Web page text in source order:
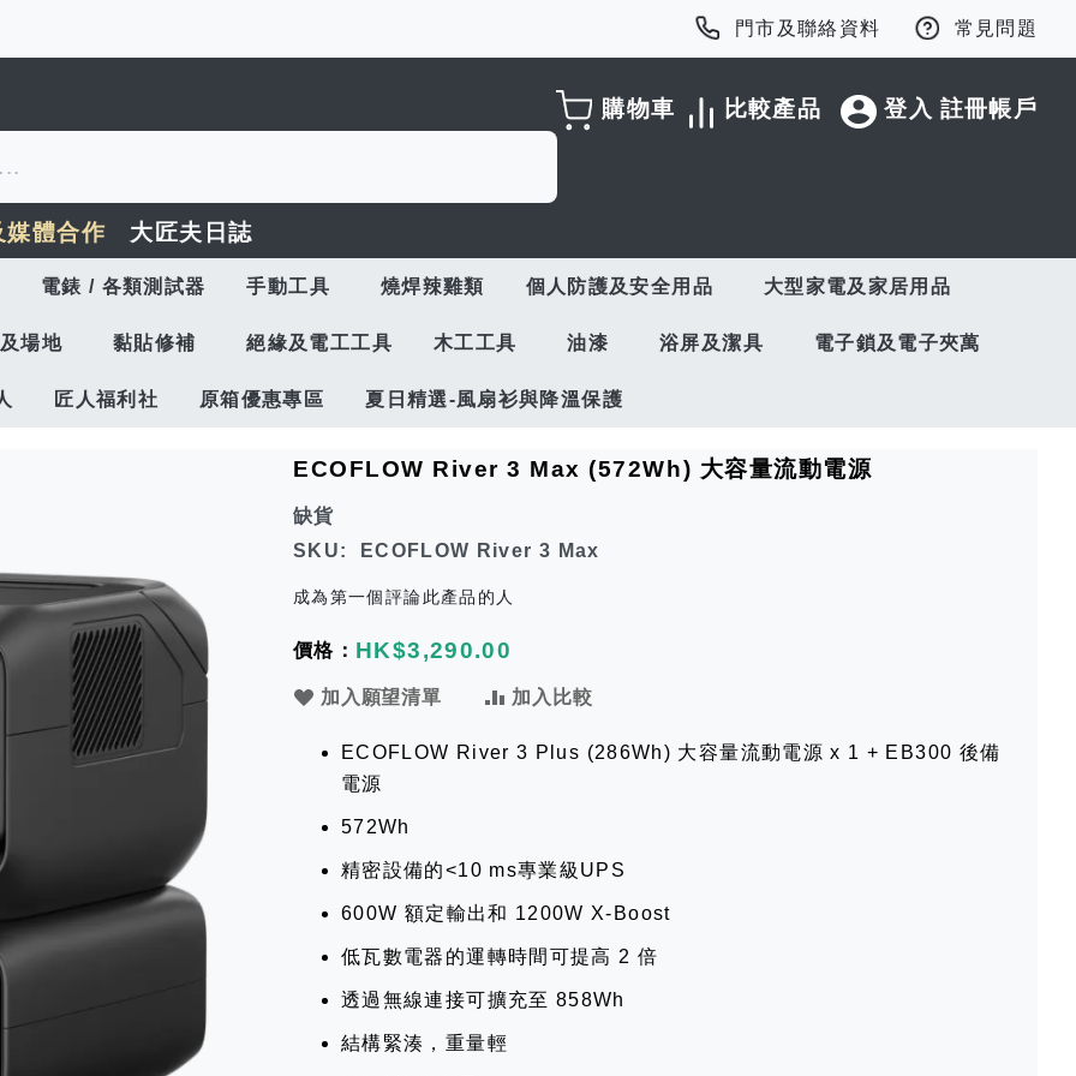
門市及聯絡資料 常見問題
登入 註冊帳戶
比較產品
購物車
體合作 大匠夫日誌
電錶 / 各類測試器 手動工具 燒焊辣雞類 個人防護及安全用品 大型家電及家居用品
場地 黏貼修補 絕緣及電工工具 木工工具 油漆 浴屏及潔具 電子鎖及電子夾萬
匠人福利社 原箱優惠專區 夏日精選-風扇衫與降溫保護
ECOFLOW River 3 Max (572Wh) 大容量流動電源
缺貨
SKU
ECOFLOW River 3 Max
成為第一個評論此產品的人
HK$3,290.00
加入願望清單 加入比較
ECOFLOW River 3 Plus (286Wh) 大容量流動電源 x 1 + EB300 後備
電源
572Wh
精密設備的<10 ms專業級UPS
600W 額定輸出和 1200W X-Boost
低瓦數電器的運轉時間可提高 2 倍
透過無線連接可擴充至 858Wh
結構緊湊，重量輕